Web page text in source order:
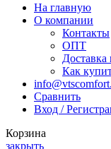
На главную
О компании
Контакты
ОПТ
Доставка
Как
Сравнить
Вход /
Корзина
закрыть